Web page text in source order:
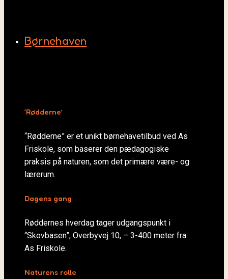
Børnehaven
‘Rødderne’
“Rødderne” er et unikt børnehavetilbud ved As
Friskole, som baserer den pædagogiske
praksis på naturen, som det primære være- og
lærerum.
Dagens gang
Røddernes hverdag tager udgangspunkt i
“Skovbasen”, Overbyvej 10, – 3-400 meter fra
As Friskole.
Naturens rolle